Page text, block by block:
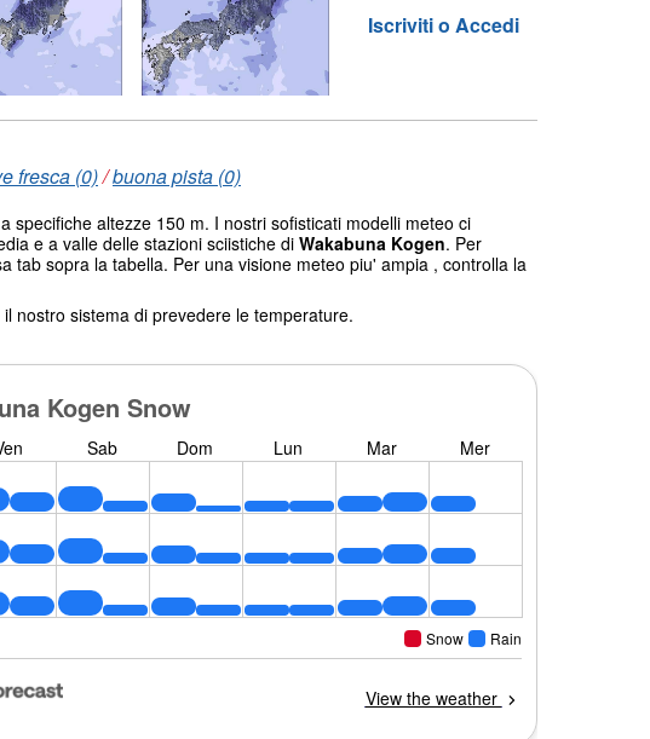
Iscriviti o Accedi
fresca (0)/buona pista (0)
a specifiche altezze 150 m. I nostri sofisticati modelli meteo ci
e a valle delle stazioni sciistiche di Wakabuna Kogen. Per
tab sopra la tabella. Per una visione meteo piu' ampia , controlla la
nostro sistema di prevedere le temperature.